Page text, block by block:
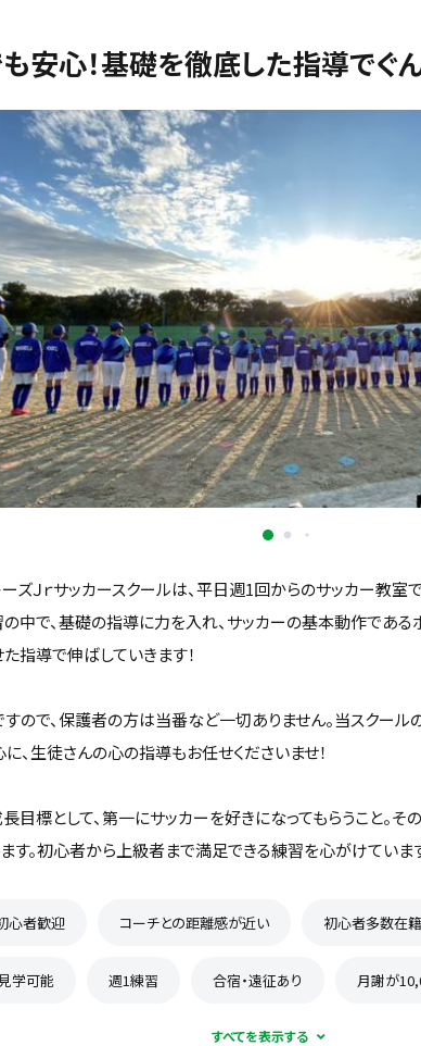
安心！基礎を徹底した指導でぐ
ズＪｒサッカースクールは、平日週1回からのサッカー教室で
中で、基礎の指導に力を入れ、サッカーの基本動作であるボ
指導で伸ばしていきます！
ので、保護者の方は当番など一切ありません。当スクール
、生徒さんの心の指導もお任せくださいませ！
目標として、第一にサッカーを好きになってもらうこと。そ
す。初心者から上級者まで満足できる練習を心がけていま
心者歓迎 コーチとの距離感が近い 初心者多数在籍
見学可能 週1練習 合宿・遠征あり 月謝が